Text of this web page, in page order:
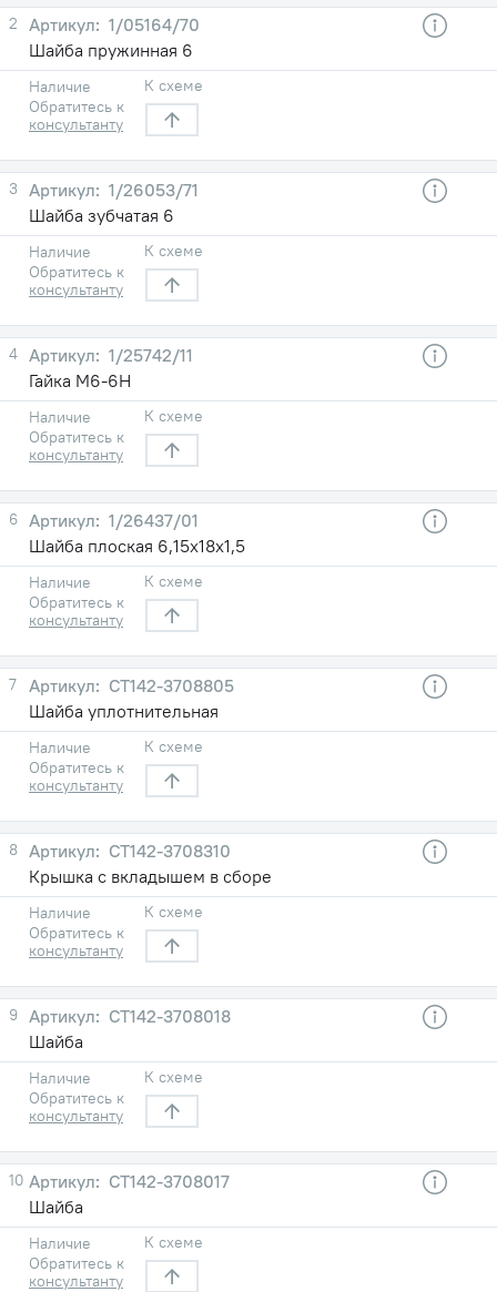
2
1/05164/70
Шайба пружинная 6
Наличие
Обратитесь к
консультанту
К схеме
3
1/26053/71
Шайба зубчатая 6
Наличие
Обратитесь к
консультанту
К схеме
4
1/25742/11
Гайка М6-6Н
Наличие
Обратитесь к
консультанту
К схеме
6
1/26437/01
Шайба плоская 6,15х18х1,5
Наличие
Обратитесь к
консультанту
К схеме
7
СТ142-3708805
Шайба уплотнительная
Наличие
Обратитесь к
консультанту
К схеме
8
СТ142-3708310
Крышка с вкладышем в сборе
Наличие
Обратитесь к
консультанту
К схеме
9
СТ142-3708018
Шайба
Наличие
Обратитесь к
консультанту
К схеме
10
СТ142-3708017
Шайба
Наличие
Обратитесь к
консультанту
К схеме